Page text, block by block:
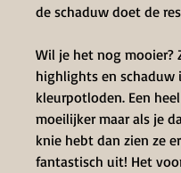
de schaduw doet de
Wil je het nog mooier?
highlights en schaduw
kleurpotloden. Een
moeilijker maar als je
knie hebt dan zien ze er
fantastisch uit! Het